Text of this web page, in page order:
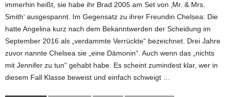
immerhin heißt, sie habe ihr Brad 2005 am Set von ‚Mr. & Mrs.
Smith‘ ausgespannt. Im Gegensatz zu ihrer Freundin Chelsea: Die
hatte Angelina kurz nach dem Bekanntwerden der Scheidung im
September 2016 als „verdammte Verrückte“ bezeichnet. Drei Jahre
zuvor nannte Chelsea sie „eine Dämonin“. Auch wenn das „nichts
mit Jennifer zu tun“ gehabt habe. Es scheint zumindest klar, wer in
diesem Fall Klasse beweist und einfach schweigt …